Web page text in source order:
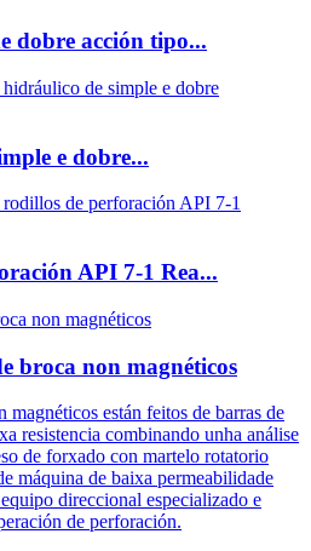
dobre acción tipo...
e dobre...
API 7-1 Rea...
broca non magnéticos
están feitos de barras de
resistencia combinando unha análise
de forxado con martelo rotatorio
máquina de baixa permeabilidade
direccional especializado e
de perforación.